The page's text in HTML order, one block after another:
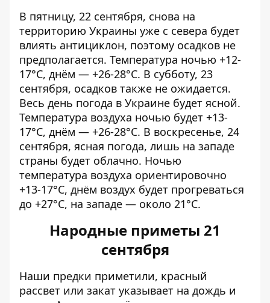
В пятницу, 22 сентября, снова на
территорию Украины уже с севера будет
влиять антициклон, поэтому осадков не
предполагается. Температура ночью +12-
17°С, днём — ​​+26-28°С. В субботу, 23
сентября, осадков также не ожидается.
Весь день погода в Украине будет ясной.
Температура воздуха ночью будет +13-
17°С, днём — ​​+26-28°С. В воскресенье, 24
сентября, ясная погода, лишь на западе
страны будет облачно. Ночью
температура воздуха ориентировочно
+13-17°С, днём ​​воздух будет прогреваться
до +27°С, на западе — около 21°С.
Народные приметы 21
сентября
Наши предки приметили, красный
рассвет или закат указывает на дождь и